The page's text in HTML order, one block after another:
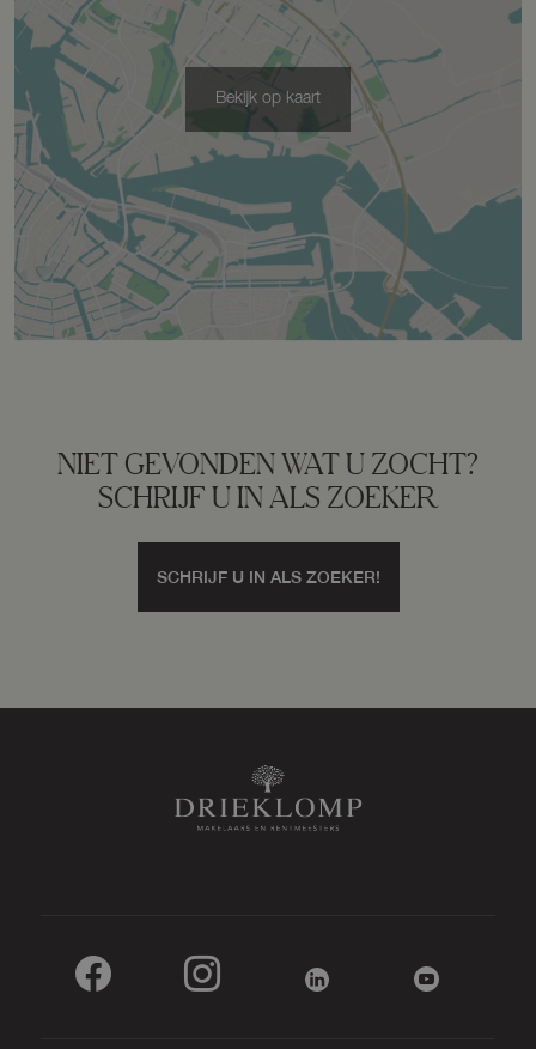
Soort parkeergelegenheid Op eigen terrein
Bekijk op kaart
NIET GEVONDEN WAT U ZOCHT?
SCHRIJF U IN ALS ZOEKER
SCHRIJF U IN ALS ZOEKER!